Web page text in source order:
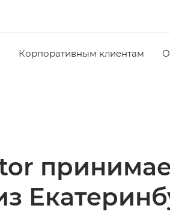
Корпоративным клиентам